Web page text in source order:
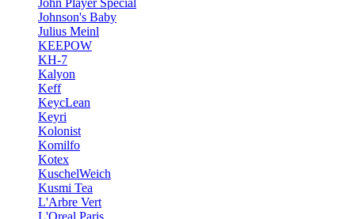
John Player Special
Johnson's Baby
Julius Meinl
KEEPOW
KH-7
Kalyon
Keff
KeycLean
Keyri
Kolonist
Komilfo
Kotex
KuschelWeich
Kusmi Tea
L'Arbre Vert
L'Oreal Paris